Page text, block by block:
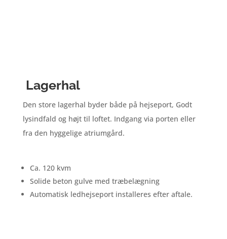
Lagerhal
Den store lagerhal byder både på hejseport, Godt
lysindfald og højt til loftet. Indgang via porten eller
fra den hyggelige atriumgård.
Ca. 120 kvm
Solide beton gulve med træbelægning
Automatisk ledhejseport installeres efter aftale.